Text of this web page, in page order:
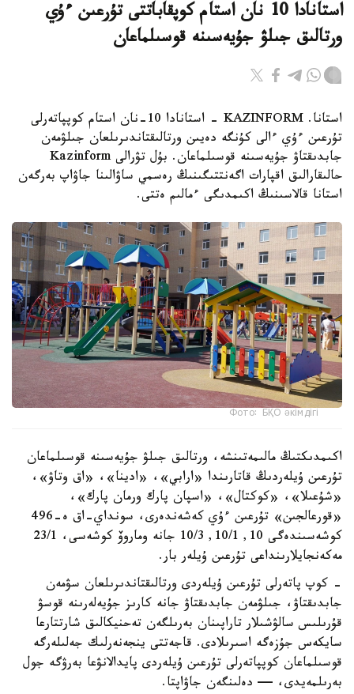
استانادا 10 نان استام كوپقاباتتى تۇرعىن ءۇي
ورتالىق جىلۋ جۇيەسىنە قوسىلماعان
استانا. KAZINFORM - استانادا 10-نان استام كوپپاتەرلى
تۇرعىن ءۇي ءالى كۇنگە دەيىن ورتالىقتاندىرىلعان جىلۋمەن
جابدىقتاۋ جۇيەسىنە قوسىلماعان. بۇل تۋرالى Kazinform
حالىقارالىق اقپارات اگەنتتىگىنىڭ رەسمي ساۋالىنا جاۋاپ بەرگەن
استانا قالاسىنىڭ اكىمدىگى ءمالىم ەتتى.
Фото: БҚО әкімдігі
اكىمدىكتىڭ مالىمەتىنشە، ورتالىق جىلۋ جۇيەسىنە قوسىلماعان
تۇرعىن ۇيلەردىڭ قاتارىندا «ارابي»، «ادينا»، «اق وتاۋ»،
«شۇعىلا»، «كوكتال»، «اسپان پارك ورمان پارك»،
«قورعالجىن» تۇرعىن ءۇي كەشەندەرى، سونداي-اق ە-496
كوشەسىندەگى 10, 10/1, 10/3 جانە وماروۆ كوشەسى، 23/1
مەكەنجايلارىنداعى تۇرعىن ۇيلەر بار.
- كوپ پاتەرلى تۇرعىن ۇيلەردى ورتالىقتاندىرىلعان سۋمەن
جابدىقتاۋ، جىلۋمەن جابدىقتاۋ جانە كارىز جۇيەلەرىنە قوسۋ
قۇرىلىس سالۋشىلار تاراپىنان بەرىلگەن تەحنيكالىق شارتتارعا
سايكەس جۇزەگە اسىرىلادى. قاجەتتى ينجەنەرلىك جەلىلەرگە
قوسىلماعان كوپپاتەرلى تۇرعىن ۇيلەردى پايدالانۋعا بەرۋگە جول
بەرىلمەيدى، — دەلىنگەن جاۋاپتا.